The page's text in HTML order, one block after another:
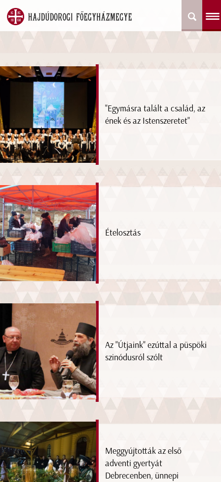
"Egymásra talált a család, az
ének és az Istenszeretet"
Ételosztás
Az "Útjaink" ezúttal a püspöki
szinódusról szólt
Meggyújtották az első
adventi gyertyát
Debrecenben, ünnepi